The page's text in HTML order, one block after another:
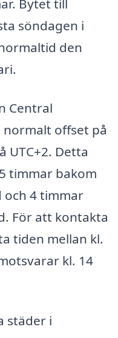
Bytet till
söndagen i
den
Central
normalt offset på
UTC+2. Detta
timmar bakom
och 4 timmar
För att kontakta
tiden mellan kl.
kl. 14
städer i